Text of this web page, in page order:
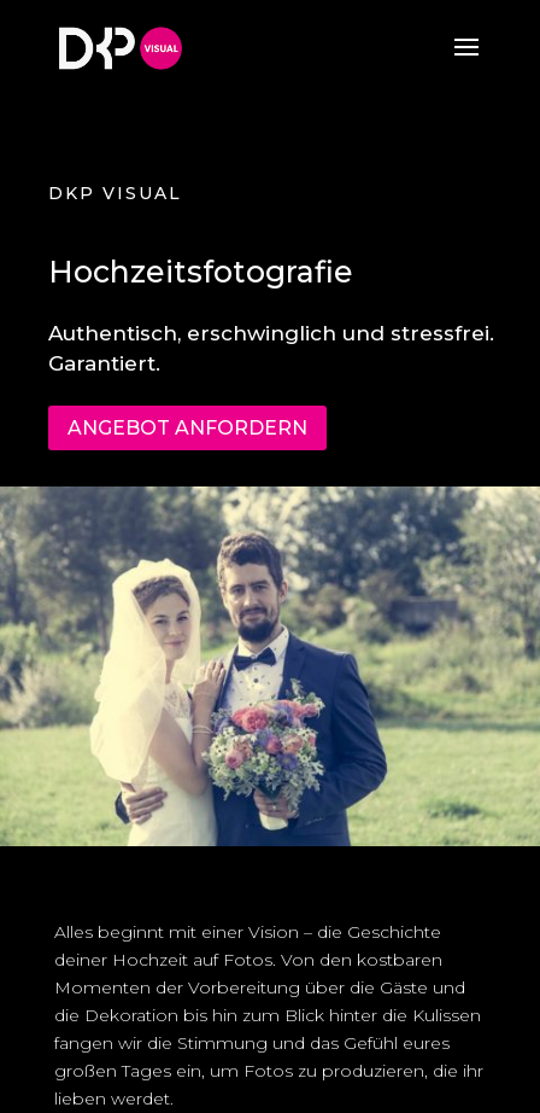
DKP VISUAL
Hochzeitsfotografie
Authentisch, erschwinglich und stressfrei.
Garantiert.
ANGEBOT ANFORDERN
Alles beginnt mit einer Vision – die Geschichte
deiner Hochzeit auf Fotos. Von den kostbaren
Momenten der Vorbereitung über die Gäste und
die Dekoration bis hin zum Blick hinter die Kulissen
fangen wir die Stimmung und das Gefühl eures
großen Tages ein, um Fotos zu produzieren, die ihr
lieben werdet.